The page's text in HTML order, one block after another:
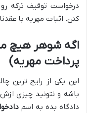
درخواست توقیف ترکه
کنن. اثبات مهریه با
اگه شوهر هیچ
پرداخت مهریه)
این یکی از رایج ترین
باشه و نتونید چیزی
دادگاه بده به اسم